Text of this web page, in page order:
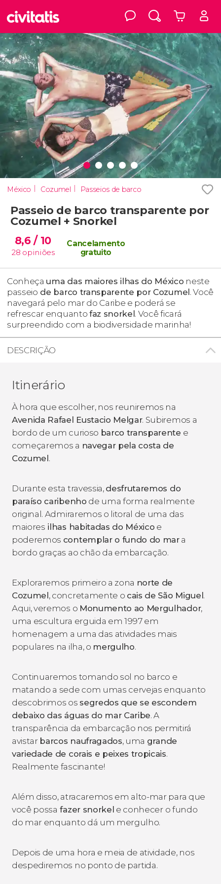
México Cozumel Passeios de barco
Passeio de barco transparente por
Cozumel + Snorkel
8,6/ 10
28 opiniões
Cancelamento
gratuito
Conheça uma das maiores ilhas do México neste
passeio de barco transparente por Cozumel. Você
navegará pelo mar do Caribe e poderá se
refrescar enquanto faz snorkel. Você ficará
surpreendido com a biodiversidade marinha!
DESCRIÇÃO
Itinerário
À hora que escolher, nos reuniremos na
Avenida Rafael Eustacio Melgar. Subiremos a
bordo de um curioso barco transparente e
começaremos a navegar pela costa de
Cozumel.
Durante esta travessia, desfrutaremos do
paraíso caribenho de uma forma realmente
original. Admiraremos o litoral de uma das
maiores ilhas habitadas do México e
poderemos contemplar o fundo do mara
bordo graças ao chão da embarcação.
Exploraremos primeiro a zona norte de
Cozumel, concretamente o cais de São Miguel.
Aqui, veremos o Monumento ao Mergulhador,
uma escultura erguida em 1997 em
homenagem a uma das atividades mais
populares na ilha, o mergulho.
Continuaremos tomando sol no barco e
matando a sede com umas cervejas enquanto
descobrimos os segredos que se escondem
debaixo das águas do mar Caribe. A
transparência da embarcação nos permitirá
avistar barcos naufragados, uma grande
variedade de corais e peixes tropicais.
Realmente fascinante!
Além disso, atracaremos em alto-mar para que
você possa fazer snorkel e conhecer o fundo
do mar enquanto dá um mergulho.
Depois de uma hora e meia de atividade, nos
despediremos no ponto de partida.